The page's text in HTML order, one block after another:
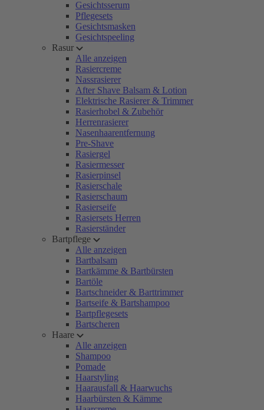
Gesichtsserum
Pflegesets
Gesichtsmasken
Gesichtspeeling
Rasur
Alle anzeigen
Rasiercreme
Nassrasierer
After Shave Balsam & Lotion
Elektrische Rasierer & Trimmer
Rasierhobel & Zubehör
Herrenrasierer
Nasenhaarentfernung
Pre-Shave
Rasiergel
Rasiermesser
Rasierpinsel
Rasierschale
Rasierschaum
Rasierseife
Rasiersets Herren
Rasierständer
Bartpflege
Alle anzeigen
Bartbalsam
Bartkämme & Bartbürsten
Bartöle
Bartschneider & Barttrimmer
Bartseife & Bartshampoo
Bartpflegesets
Bartscheren
Haare
Alle anzeigen
Shampoo
Pomade
Haarstyling
Haarausfall & Haarwuchs
Haarbürsten & Kämme